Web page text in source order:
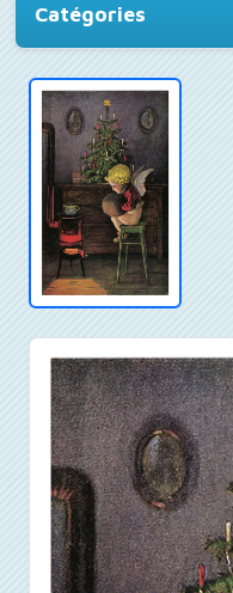
Catégories